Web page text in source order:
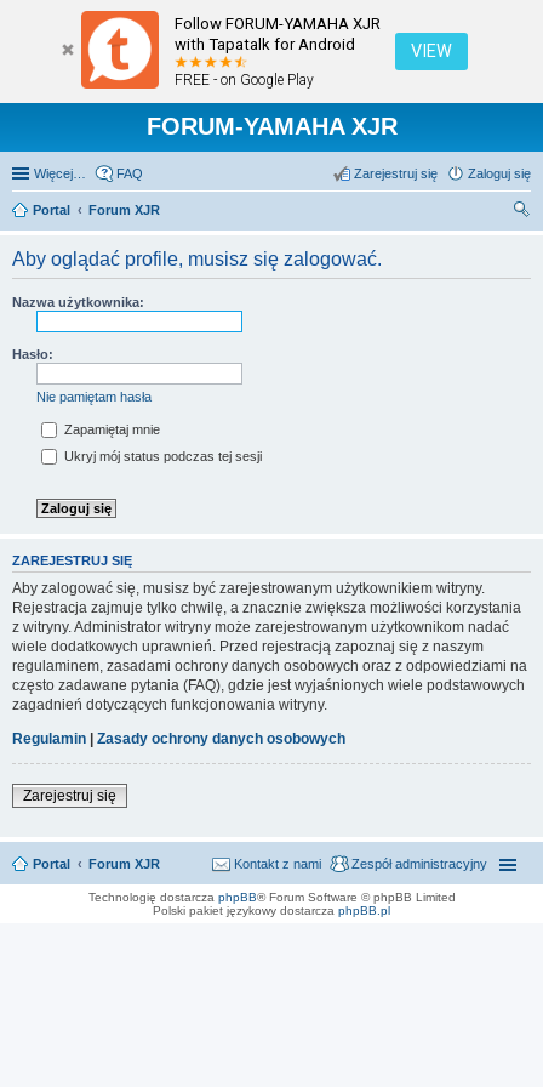
Follow FORUM-YAMAHA XJR
with Tapatalk for Android
FREE - on Google Play
VIEW
FORUM-YAMAHA XJR
Więcej… FAQ Zaloguj się
Zarejestruj się
Portal
Forum XJR
Aby oglądać profile, musisz się zalogować.
Nazwa użytkownika:
Hasło:
Nie pamiętam hasła
Zapamiętaj mnie
Ukryj mój status podczas tej sesji
ZAREJESTRUJ SIĘ
Aby zalogować się, musisz być zarejestrowanym użytkownikiem witryny.
Rejestracja zajmuje tylko chwilę, a znacznie zwiększa możliwości korzystania
z witryny. Administrator witryny może zarejestrowanym użytkownikom nadać
wiele dodatkowych uprawnień. Przed rejestracją zapoznaj się z naszym
regulaminem, zasadami ochrony danych osobowych oraz z odpowiedziami na
często zadawane pytania (FAQ), gdzie jest wyjaśnionych wiele podstawowych
zagadnień dotyczących funkcjonowania witryny.
Regulamin
Zasady ochrony danych osobowych
Zarejestruj się
Portal Forum XJR Zespół administracyjny
Kontakt z nami
Technologię dostarcza phpBB® Forum Software © phpBB Limited
Polski pakiet językowy dostarcza phpBB.pl